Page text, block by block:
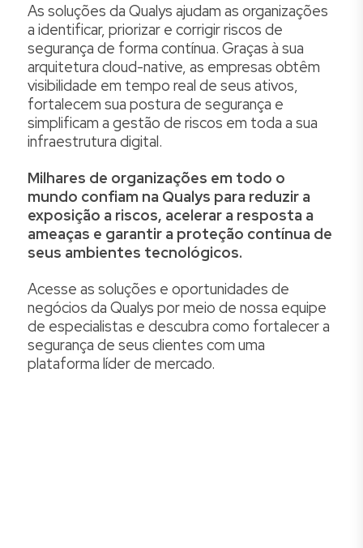
As soluções da Qualys ajudam as organizações
a identificar, priorizar e corrigir riscos de
segurança de forma contínua. Graças à sua
arquitetura cloud-native, as empresas obtêm
visibilidade em tempo real de seus ativos,
fortalecem sua postura de segurança e
simplificam a gestão de riscos em toda a sua
infraestrutura digital.
Milhares de organizações em todo o
mundo confiam na Qualys para reduzir a
exposição a riscos, acelerar a resposta a
ameaças e garantir a proteção contínua de
seus ambientes tecnológicos.
Acesse as soluções e oportunidades de
negócios da Qualys por meio de nossa equipe
de especialistas e descubra como fortalecer a
segurança de seus clientes com uma
plataforma líder de mercado.